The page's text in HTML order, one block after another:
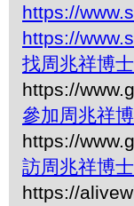
https://
https://
找周兆祥博
https://
參加周兆祥
https://
訪周兆祥博
https://